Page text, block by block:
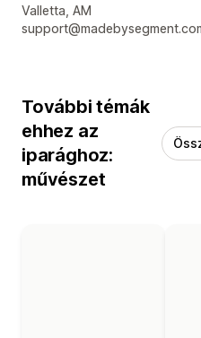
Dizájner kapcsolattartási
Valletta, AM
További témák
ehhez az
iparághoz:
művészet